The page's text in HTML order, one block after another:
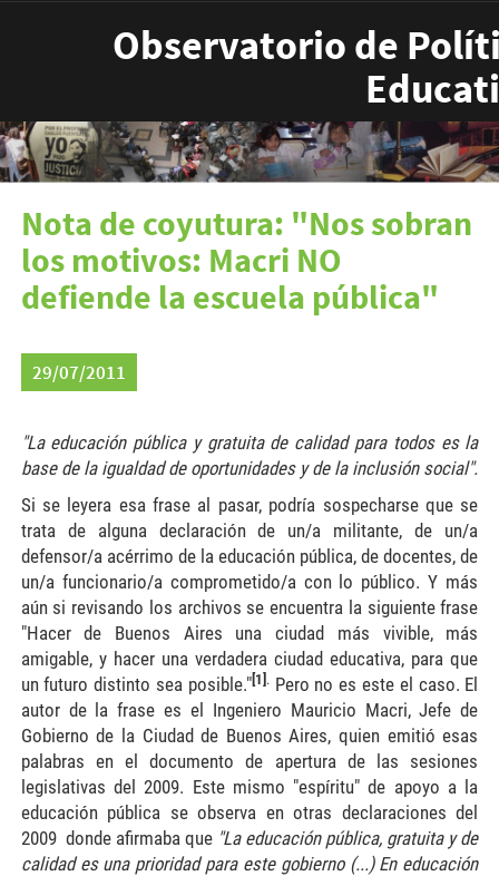
Observatorio de
Nota de coyutura: "Nos sobran
los motivos: Macri NO
defiende la escuela pública"
29/07/2011
"La educación pública y gratuita de calidad para todos es la
base de la igualdad de oportunidades y de la inclusión social".
Si se leyera esa frase al pasar, podría sospecharse que se
trata de alguna declaración de un/a militante, de un/a
defensor/a acérrimo de la educación pública, de docentes, de
un/a funcionario/a comprometido/a con lo público. Y más
aún si revisando los archivos se encuentra la siguiente frase
"Hacer de Buenos Aires una ciudad más vivible, más
amigable, y hacer una verdadera ciudad educativa, para que
un futuro distinto sea posible."[1] .Pero no es este el caso. El
autor de la frase es el Ingeniero Mauricio Macri, Jefe de
Gobierno de la Ciudad de Buenos Aires, quien emitió esas
palabras en el documento de apertura de las sesiones
legislativas del 2009. Este mismo "espíritu" de apoyo a la
educación pública se observa en otras declaraciones del
2009 donde afirmaba que "La educación pública, gratuita y de
calidad es una prioridad para este gobierno (...) En educación